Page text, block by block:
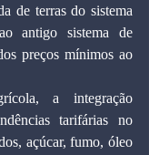
de terras do sistema
antigo sistema de
preços mínimos ao
a integração
tarifárias no
açúcar, fumo, óleo